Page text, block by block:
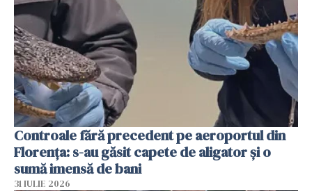
Controale fără precedent pe aeroportul din
Florența: s-au găsit capete de aligator și o
sumă imensă de bani
31 IULIE 2026